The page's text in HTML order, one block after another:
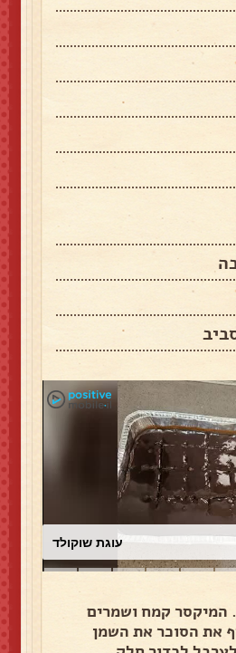
עוגת שוקולד
המיקסר קמח ושמרים
את הסוכר את השמן